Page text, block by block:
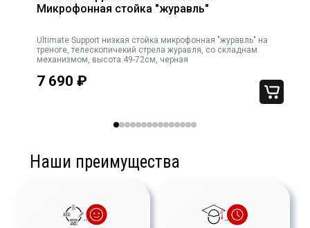
Микрофонная стойка "журавль"
Ultimate Support низкая стойка микрофонная "журавль" на
треноге, телескопичекий стрела журавля, со складнам
механизмом, высота 49-72см, черная
7 690 ₽
Наши преимущества